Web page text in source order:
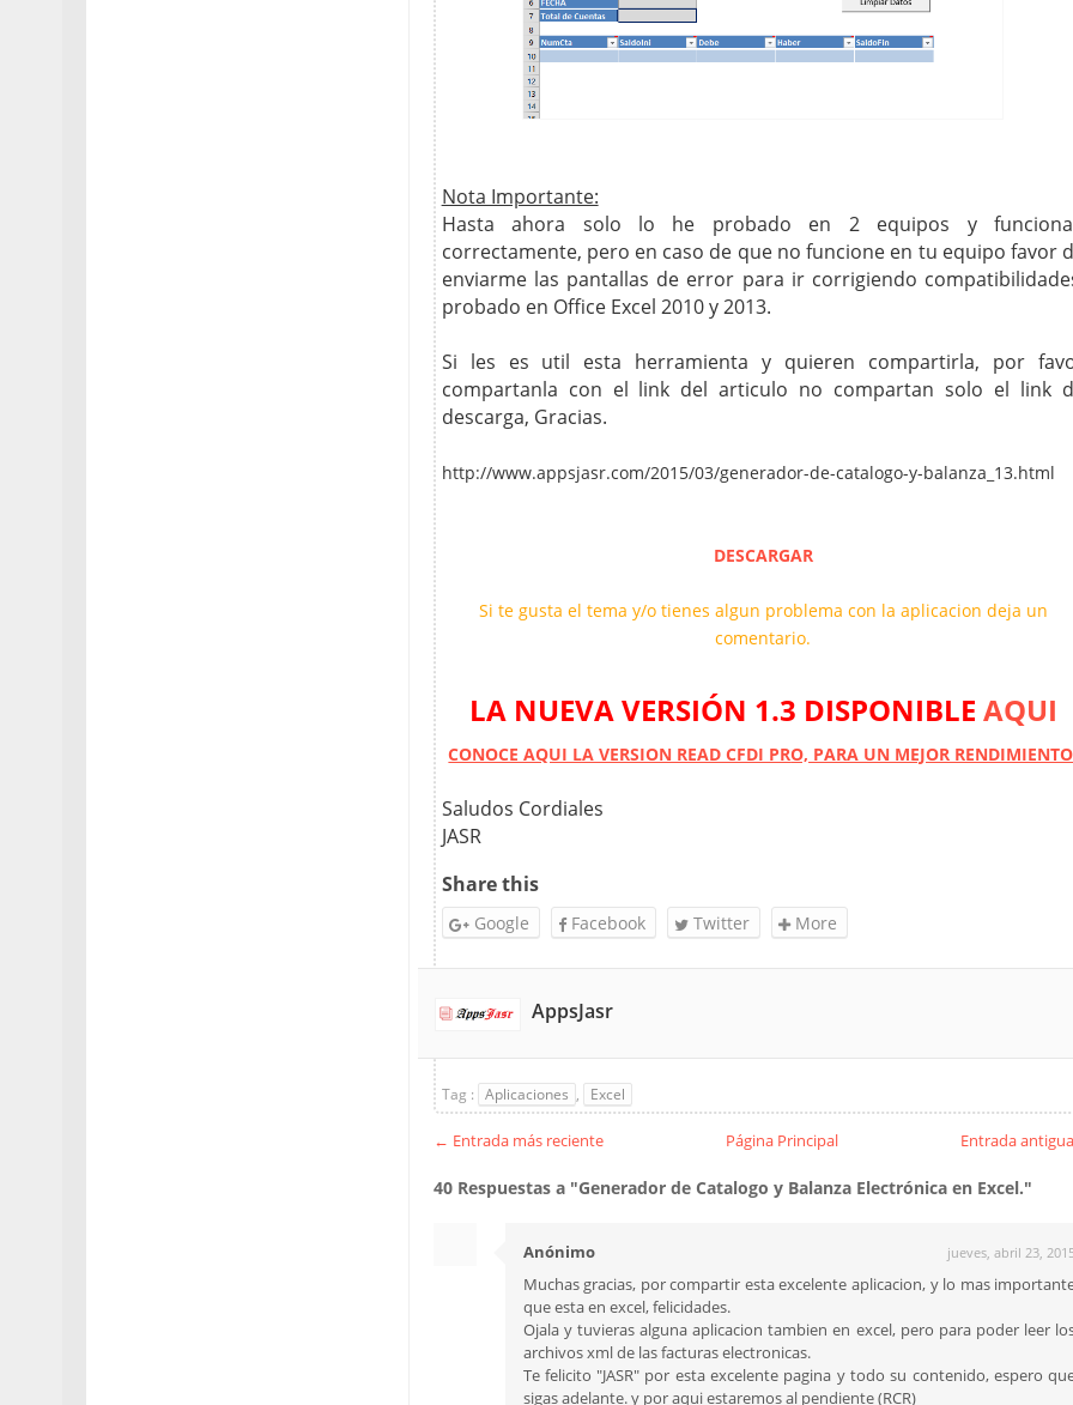
Nota Importante:
Hasta ahora solo lo he probado en 2 equipos y
correctamente, pero en caso de que no funcione en tu equipo favor
enviarme las pantallas de error para ir corrigiendo
probado en Office Excel 2010 y 2013.
Si les es util esta herramienta y quieren compartirla, por
compartanla con el link del articulo no compartan solo el link
descarga, Gracias.
http://www.appsjasr.com/2015/03/generador-de-catalogo-y-balanza_13.html
DESCARGAR
Si te gusta el tema y/o tienes algun problema con la aplicacion deja un
comentario.
LA NUEVA VERSIÓN 1.3 DISPONIBLE AQUI
CONOCE AQUI LA VERSION READ CFDI PRO, PARA UN MEJOR
Saludos Cordiales
JASR
Share this
Google Facebook Twitter More
AppsJasr
Tag : Aplicaciones , Excel
← Entrada más reciente Entrada
Página Principal
40 Respuestas a "Generador de Catalogo y Balanza Electrónica en Excel."
Anónimo jueves, abril 23,
Muchas gracias, por compartir esta excelente aplicacion, y lo mas
que esta en excel, felicidades.
Ojala y tuvieras alguna aplicacion tambien en excel, pero para poder leer
archivos xml de las facturas electronicas.
Te felicito "JASR" por esta excelente pagina y todo su contenido, espero
sigas adelante. y por aqui estaremos al pendiente (RCR)